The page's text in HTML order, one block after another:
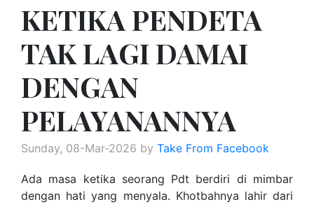
KETIKA PENDETA
TAK LAGI DAMAI
DENGAN
PELAYANANNYA
Sunday, 08-Mar-2026 by Take From Facebook
Ada masa ketika seorang Pdt berdiri di mimbar
dengan hati yang menyala. Khotbahnya lahir dari